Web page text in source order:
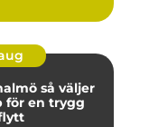
väljer
för en trygg